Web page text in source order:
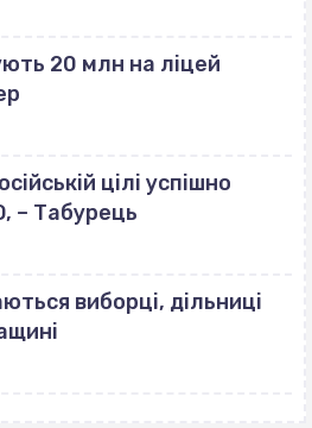
20 млн на ліцей
цілі успішно
– Табурець
виборці, дільниці